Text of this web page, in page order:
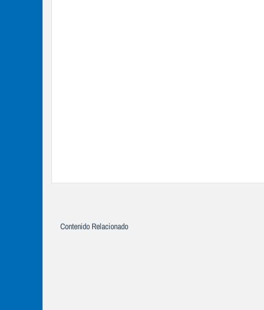
Contenido Relacionado